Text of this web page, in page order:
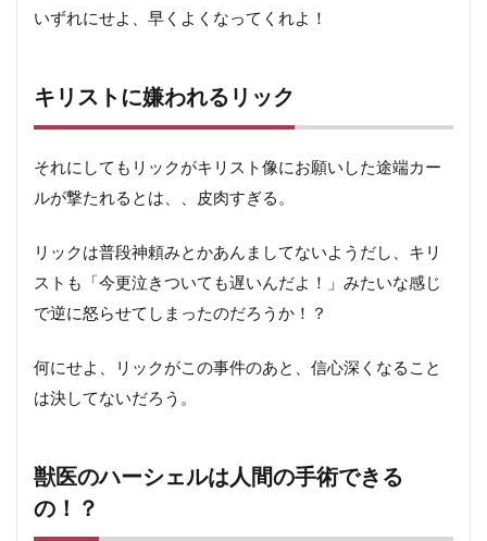
いずれにせよ、早くよくなってくれよ！
キリストに嫌われるリック
それにしてもリックがキリスト像にお願いした途端カー
ルが撃たれるとは、、皮肉すぎる。
リックは普段神頼みとかあんましてないようだし、キリ
ストも「今更泣きついても遅いんだよ！」みたいな感じ
で逆に怒らせてしまったのだろうか！？
何にせよ、リックがこの事件のあと、信心深くなること
は決してないだろう。
獣医のハーシェルは人間の手術できる
の！？